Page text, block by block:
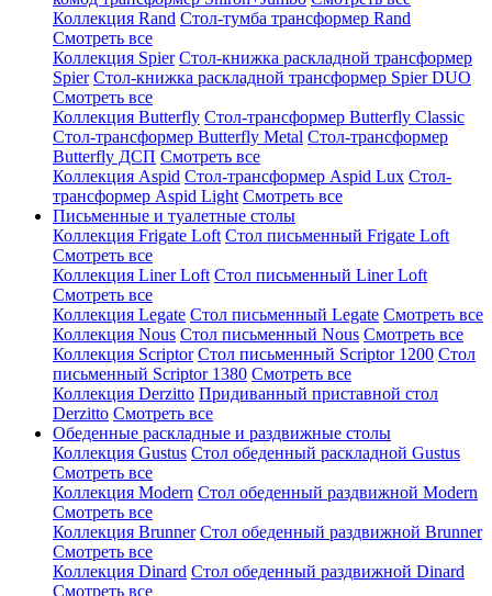
Коллекция Rand Стол-тумба трансформер Rand
Смотреть все
Коллекция Spier Стол-книжка раскладной трансформер
Spier Стол-книжка раскладной трансформер Spier DUO
Смотреть все
Коллекция Butterfly Стол-трансформер Butterfly Classic
Стол-трансформер Butterfly Metal Стол-трансформер
Butterfly ДСП Смотреть все
Коллекция Aspid Стол-трансформер Aspid Lux Стол-
трансформер Aspid Light Смотреть все
Письменные и туалетные столы
Коллекция Frigate Loft Стол письменный Frigate Loft
Смотреть все
Коллекция Liner Loft Стол письменный Liner Loft
Смотреть все
Коллекция Legate Стол письменный Legate Смотреть все
Коллекция Nous Стол письменный Nous Смотреть все
Коллекция Scriptor Стол письменный Scriptor 1200 Стол
письменный Scriptor 1380 Смотреть все
Коллекция Derzitto Придиванный приставной стол
Derzitto Смотреть все
Обеденные раскладные и раздвижные столы
Коллекция Gustus Стол обеденный раскладной Gustus
Смотреть все
Коллекция Modern Стол обеденный раздвижной Modern
Смотреть все
Коллекция Brunner Стол обеденный раздвижной Brunner
Смотреть все
Коллекция Dinard Стол обеденный раздвижной Dinard
Смотреть все